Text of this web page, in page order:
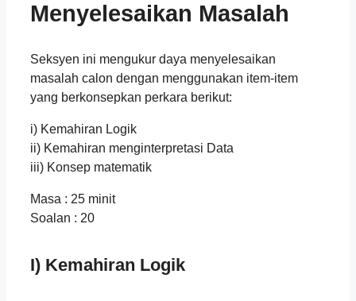
Menyelesaikan Masalah
Seksyen ini mengukur daya menyelesaikan
masalah calon dengan menggunakan item-item
yang berkonsepkan perkara berikut:
i) Kemahiran Logik
ii) Kemahiran menginterpretasi Data
iii) Konsep matematik
Masa : 25 minit
Soalan : 20
I) Kemahiran Logik